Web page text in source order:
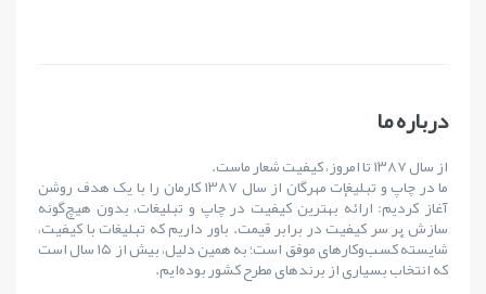
درباره ما
از سال ۱۳۸۷ تا امروز، کیفیت شعار ماست.
ما در چاپ و تبلیغات مهرگان از سال ۱۳۸۷ کارمان را با یک هدف روشن
آغاز کردیم: ارائهٔ بهترین کیفیت در چاپ و تبلیغات، بدون هیچ‌گونه
سازش بر سر کیفیت در برابر قیمت. باور داریم که تبلیغات با کیفیت،
شایستهٔ کسب‌وکارهای موفق است؛ به همین دلیل، بیش از ۱۵ سال است
که انتخاب بسیاری از برندهای مطرح کشور بوده‌ایم.